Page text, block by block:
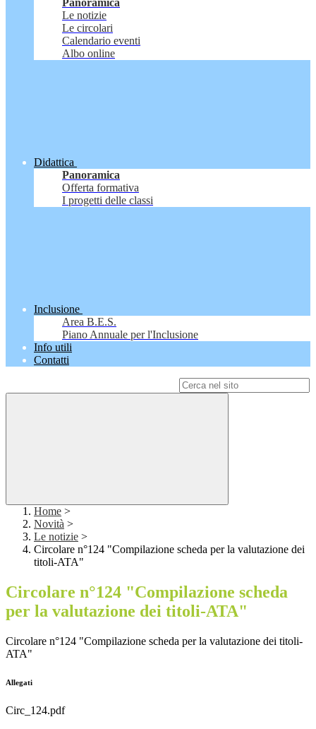
Panoramica
Le notizie
Le circolari
Calendario eventi
Albo online
Didattica
Panoramica
Offerta formativa
I progetti delle classi
Inclusione
Area B.E.S.
Piano Annuale per l'Inclusione
Info utili
Contatti
Home >
Novità >
Le notizie >
Circolare n°124 "Compilazione scheda per la valutazione dei
titoli-ATA"
Circolare n°124 "Compilazione scheda
per la valutazione dei titoli-ATA"
Circolare n°124 "Compilazione scheda per la valutazione dei titoli-
ATA"
Allegati
Circ_124.pdf